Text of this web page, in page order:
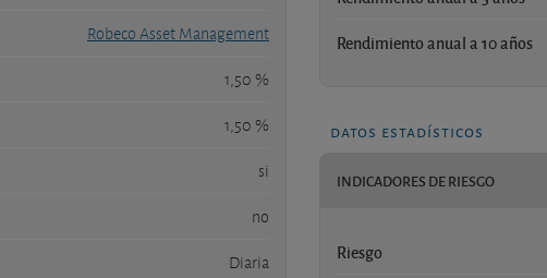
Robeco Asset Management
1,50 %
1,50 %
si
no
Diaria
Rendimiento anual a 10 años
datos estadísticos
INDICADORES DE RIESGO
Riesgo